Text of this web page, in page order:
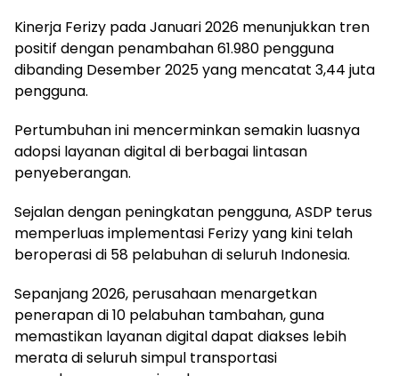
Kinerja Ferizy pada Januari 2026 menunjukkan tren
positif dengan penambahan 61.980 pengguna
dibanding Desember 2025 yang mencatat 3,44 juta
pengguna.
Pertumbuhan ini mencerminkan semakin luasnya
adopsi layanan digital di berbagai lintasan
penyeberangan.
Sejalan dengan peningkatan pengguna, ASDP terus
memperluas implementasi Ferizy yang kini telah
beroperasi di 58 pelabuhan di seluruh Indonesia.
Sepanjang 2026, perusahaan menargetkan
penerapan di 10 pelabuhan tambahan, guna
memastikan layanan digital dapat diakses lebih
merata di seluruh simpul transportasi